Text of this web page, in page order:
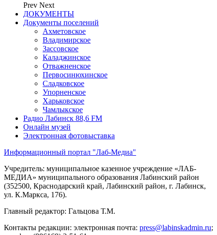
Prev Next
ДОКУМЕНТЫ
Документы поселений
Ахметовское
Владимирское
Зассовское
Каладжинское
Отважненское
Первосинюхинское
Сладковское
Упорненское
Харьковское
Чамлыкское
Радио Лабинск 88,6 FM
Онлайн музей
Электронная фотовыставка
Информационный портал "Лаб-Медиа"
Учредитель: муниципальное казенное учреждение «ЛАБ-
МЕДИА» муниципального образования Лабинский район
(352500, Краснодарский край, Лабинский район, г. Лабинск,
ул. К.Маркса, 176).
Главный редактор: Гальцова Т.М.
Контакты редакции: электронная почта: press@labinskadmin.ru;